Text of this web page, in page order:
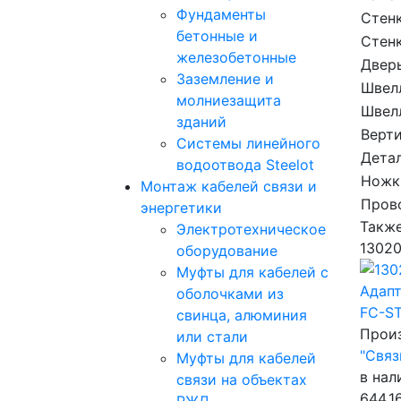
Фундаменты
бетонные и
железобетонные
Заземление и
молниезащита
зданий
Системы линейного
водоотвода Steelot
Монтаж кабелей связи и
энергетики
Электротехническое
оборудование
Муфты для кабелей с
оболочками из
свинца, алюминия
или стали
Муфты для кабелей
связи на объектах
FC-
в